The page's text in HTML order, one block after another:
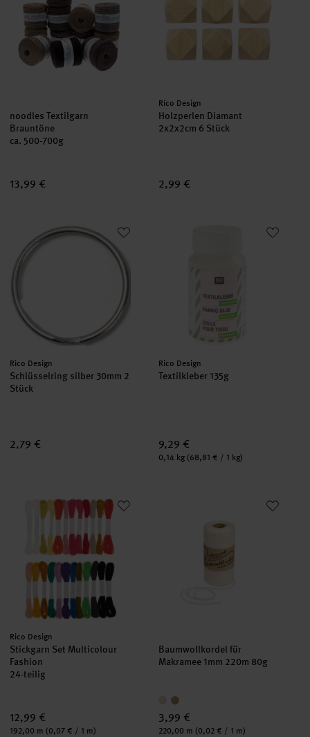
noodles Textilgarn
Brauntöne
ca. 500-700g
13,99 €
Hersteller:
Rico Design
Holzperlen Diamant
2x2x2cm 6 Stück
2,99 €
Schlüsselring silber 30mm 2 Stück
Hersteller:
Rico Design
Schlüsselring silber 30mm 2
Stück
2,79 €
Hersteller:
Rico Design
Textilkleber 135g
9,29 €
Inhalt:
0,14 kg (68,81 € / 1 kg)
Stickgarn Set Multicolour Fashion
Hersteller:
Rico Design
Stickgarn Set Multicolour
Fashion
24-teilig
12,99 €
Inhalt:
192,00 m (0,07 € / 1 m)
Baumwollkordel für Makramee
Baumwollkordel für
Makramee 1mm 220m 80g
3,99 €
Inhalt:
220,00 m (0,02 € / 1 m)